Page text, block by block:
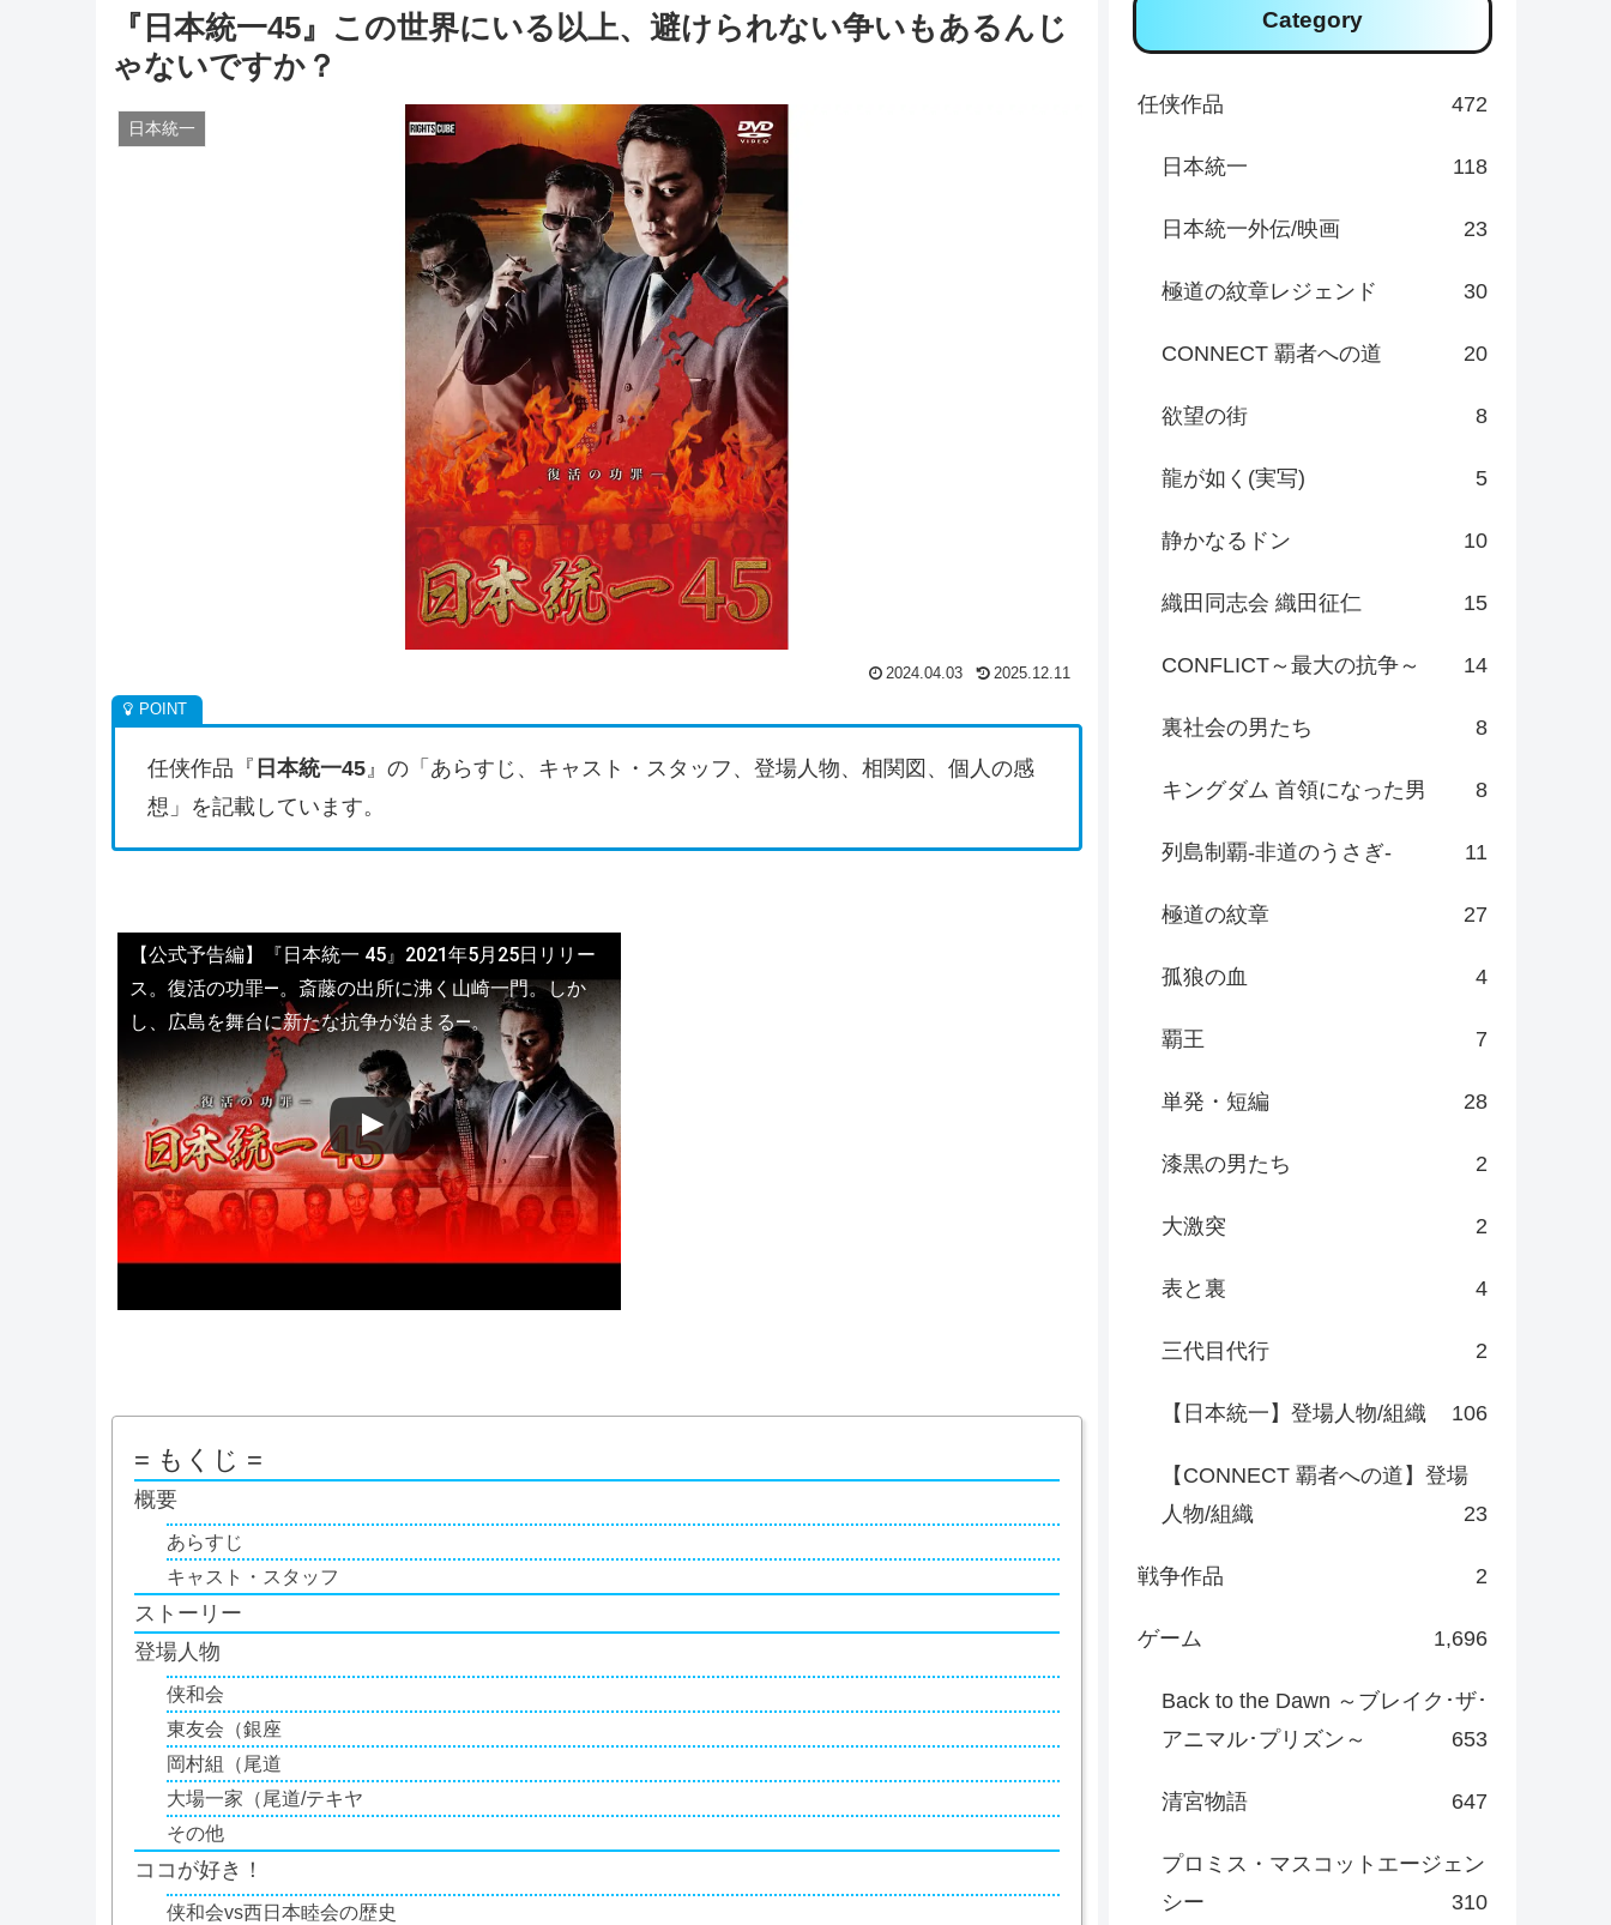
『日本統一45』この世界にいる以上、避けられない争いもあるんじ
ゃないですか？
日本統一
2024.04.03 2025.12.11
任侠作品『 日本統一45』の「あらすじ、キャスト・スタッフ、登場人物、相関図、個人の感
想」を記載しています。
【公式予告編】『日本統一 45』2021年5月25日リリー
ス。復活の功罪―。斎藤の出所に沸く山崎一門。しか
し、広島を舞台に新たな抗争が始まる―。
= もくじ =
概要
あらすじ
キャスト・スタッフ
ストーリー
登場人物
侠和会
東友会（銀座
岡村組（尾道
大場一家（尾道/テキヤ
その他
ココが好き！
侠和会vs西日本睦会の歴史
Category
任侠作品 472
日本統一 118
日本統一外伝/映画 23
極道の紋章レジェンド 30
CONNECT 覇者への道 20
欲望の街 8
龍が如く(実写) 5
静かなるドン 10
織田同志会 織田征仁 15
CONFLICT～最大の抗争～ 14
裏社会の男たち 8
キングダム 首領になった男 8
列島制覇-非道のうさぎ- 11
極道の紋章 27
孤狼の血 4
覇王 7
単発・短編 28
漆黒の男たち 2
大激突 2
表と裏 4
三代目代行 2
【日本統一】登場人物/組織 106
【CONNECT 覇者への道】登場
人物/組織
23
戦争作品 2
ゲーム 1,696
Back to the Dawn ～ブレイク･ザ･
アニマル･プリズン～
653
清宮物語 647
プロミス・マスコットエージェン
シー
310